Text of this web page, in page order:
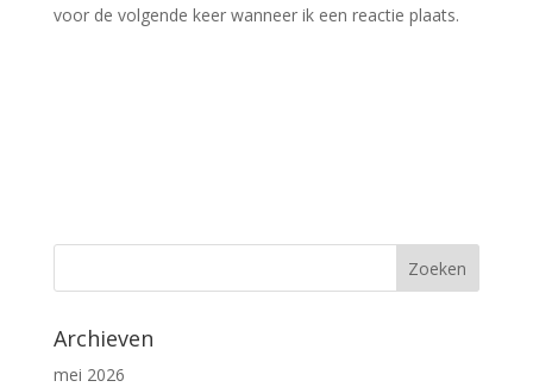
voor de volgende keer wanneer ik een reactie plaats.
Archieven
mei 2026